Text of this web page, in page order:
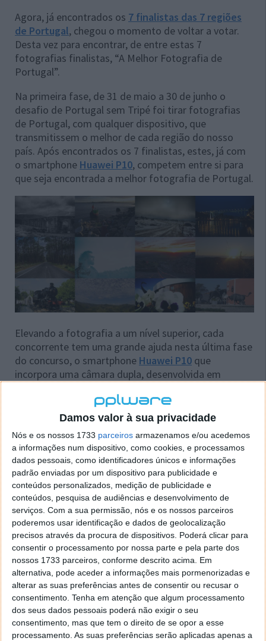
Damos valor à sua privacidade
Nós e os nossos 1733 parceiros armazenamos e/ou acedemos
a informações num dispositivo, como cookies, e processamos
dados pessoais, como identificadores únicos e informações
padrão enviadas por um dispositivo para publicidade e
conteúdos personalizados, medição de publicidade e
conteúdos, pesquisa de audiências e desenvolvimento de
serviços. Com a sua permissão, nós e os nossos parceiros
poderemos usar identificação e dados de geolocalização
precisos através da procura de dispositivos. Poderá clicar para
consentir o processamento por nossa parte e pela parte dos
nossos 1733 parceiros, conforme descrito acima. Em
alternativa, pode aceder a informações mais pormenorizadas e
alterar as suas preferências antes de consentir ou recusar o
consentimento. Tenha em atenção que algum processamento
dos seus dados pessoais poderá não exigir o seu
consentimento, mas que tem o direito de se opor a esse
processamento. As suas preferências serão aplicadas apenas a
Agora, já encontrados os 7 finalistas das 7 regiões
de Portugal, chegou o momento de voltar a votar.
Desta vez para encontrar, de entre estas 7
fotografias finalistas, “A Melhor Fotografia de
Portugal”.
Na primeira fase, de 31 de maio a 30 de junho o
desafio de Portugal sem Tripé foi tirar fotografias
de Portugal, com qualquer dispositivo, que
transmitissem o melhor de cada região do nosso
país. Após encontrados os 7 finalistas, estes, já com
o smartphone Huawei P10, competem entre si para
que seja encontrada a melhor fotografia de Portugal.
Elevando a fotografia a um nível superior, cada
concorrente tem uma grande ajuda nesta última fase
do concurso, o smartphone Huawei P10 que
incorpora uma câmara dupla, desenvolvida em
e outro de 20 MP Monocromático com abertura f/2.2,
OIS e flash de duplo tom. Tendo ainda a câmara
frontal com 8 MP com abertura f/1.9, esta também
com cunho da Leica. Fica assim mais fácil a captura
de fantásticas imagens.
A partir daqui as fotos são colocadas nagaleria
pessoalde cada um dos 7 finalistas, na plataforma
do Portugal sem tripé. Termina hoje, dia 26, a
votação. Mas ainda vai a tempo para dar o seu
parecer. De entre as mais votadas, o júri terá
novamente a árdua tarefa de eleger a fotografia que
vai representar Portugal.
Se é fã deste pequeno grande país à beira mar
plantado não hesite e vote na fotografia que, a seu
ver, é a que melhor representa Portugal. Faça parte
da iniciativa Portugal sem tripé.